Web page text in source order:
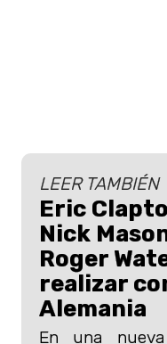
LEER TAMBIÉN
Eric
Nick
Roger
realizar
Alemania
En una